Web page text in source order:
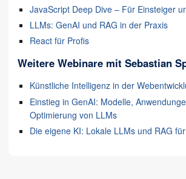
JavaScript Deep Dive – Für Einsteiger
LLMs: GenAI und RAG in der Praxis
React für Profis
Weitere Webinare mit Sebastian
Künstliche Intelligenz in der
Einstieg in GenAI: Modelle,
Optimierung von LLMs
Die eigene KI: Lokale LLMs und RAG